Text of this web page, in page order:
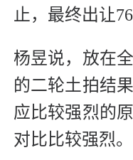
止，最终出让
杨昱说，放在
的二轮土拍结
应比较强烈的
对比比较强烈。